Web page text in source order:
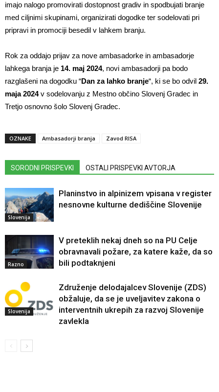
imajo nalogo promovirati dostopnost gradiv in spodbujati branje
med ciljnimi skupinami, organizirati dogodke ter sodelovati pri
pripravi in promociji besedil v lahkem branju.
Rok za oddajo prijav za nove ambasadorke in ambasadorje
lahkega branja je 14. maj 2024, novi ambasadorji pa bodo
razglašeni na dogodku “Dan za lahko branje“, ki se bo odvil 29.
maja 2024v sodelovanju z Mestno občino Slovenj Gradec in
Tretjo osnovno šolo Slovenj Gradec.
OZNAKE Ambasadorji branja Zavod RISA
SORODNI PRISPEVKI OSTALI PRISPEVKI AVTORJA
Slovenija
Planinstvo in alpinizem vpisana v register
nesnovne kulturne dediščine Slovenije
Razno
V preteklih nekaj dneh so na PU Celje
obravnavali požare, za katere kaže, da so
bili podtaknjeni
Slovenija
Združenje delodajalcev Slovenije (ZDS)
obžaluje, da se je uveljavitev zakona o
interventnih ukrepih za razvoj Slovenije
zavlekla